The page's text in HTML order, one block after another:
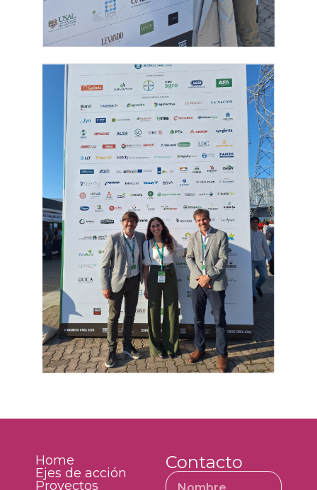
Home
Ejes de acción
Proyectos
Contacto